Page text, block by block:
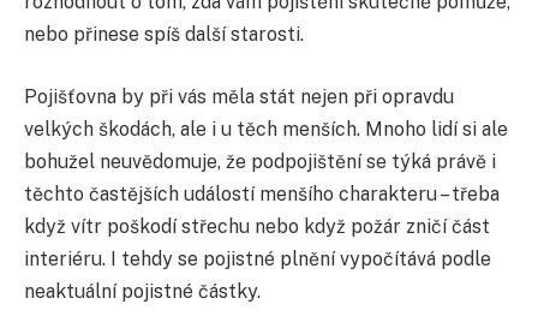
nebo přinese spíš další starosti.
Pojišťovna by při vás měla stát nejen při opravdu
velkých škodách, ale i u těch menších. Mnoho lidí si ale
bohužel neuvědomuje, že podpojištění se týká právě i
těchto častějších událostí menšího charakteru – třeba
když vítr poškodí střechu nebo když požár zničí část
interiéru. I tehdy se pojistné plnění vypočítává podle
neaktuální pojistné částky.